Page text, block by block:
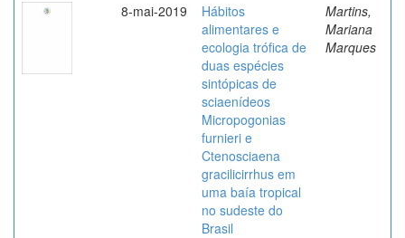
8-mai-2019
Hábitos
alimentares e
ecologia trófica de
duas espécies
sintópicas de
sciaenídeos
Micropogonias
furnieri e
Ctenosciaena
gracilicirrhus em
uma baía tropical
no sudeste do
Brasil
Martins,
Mariana
Marques